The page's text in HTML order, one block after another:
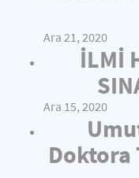
Ara 21, 2020
İLMİ
Ara 15, 2020
Doktora